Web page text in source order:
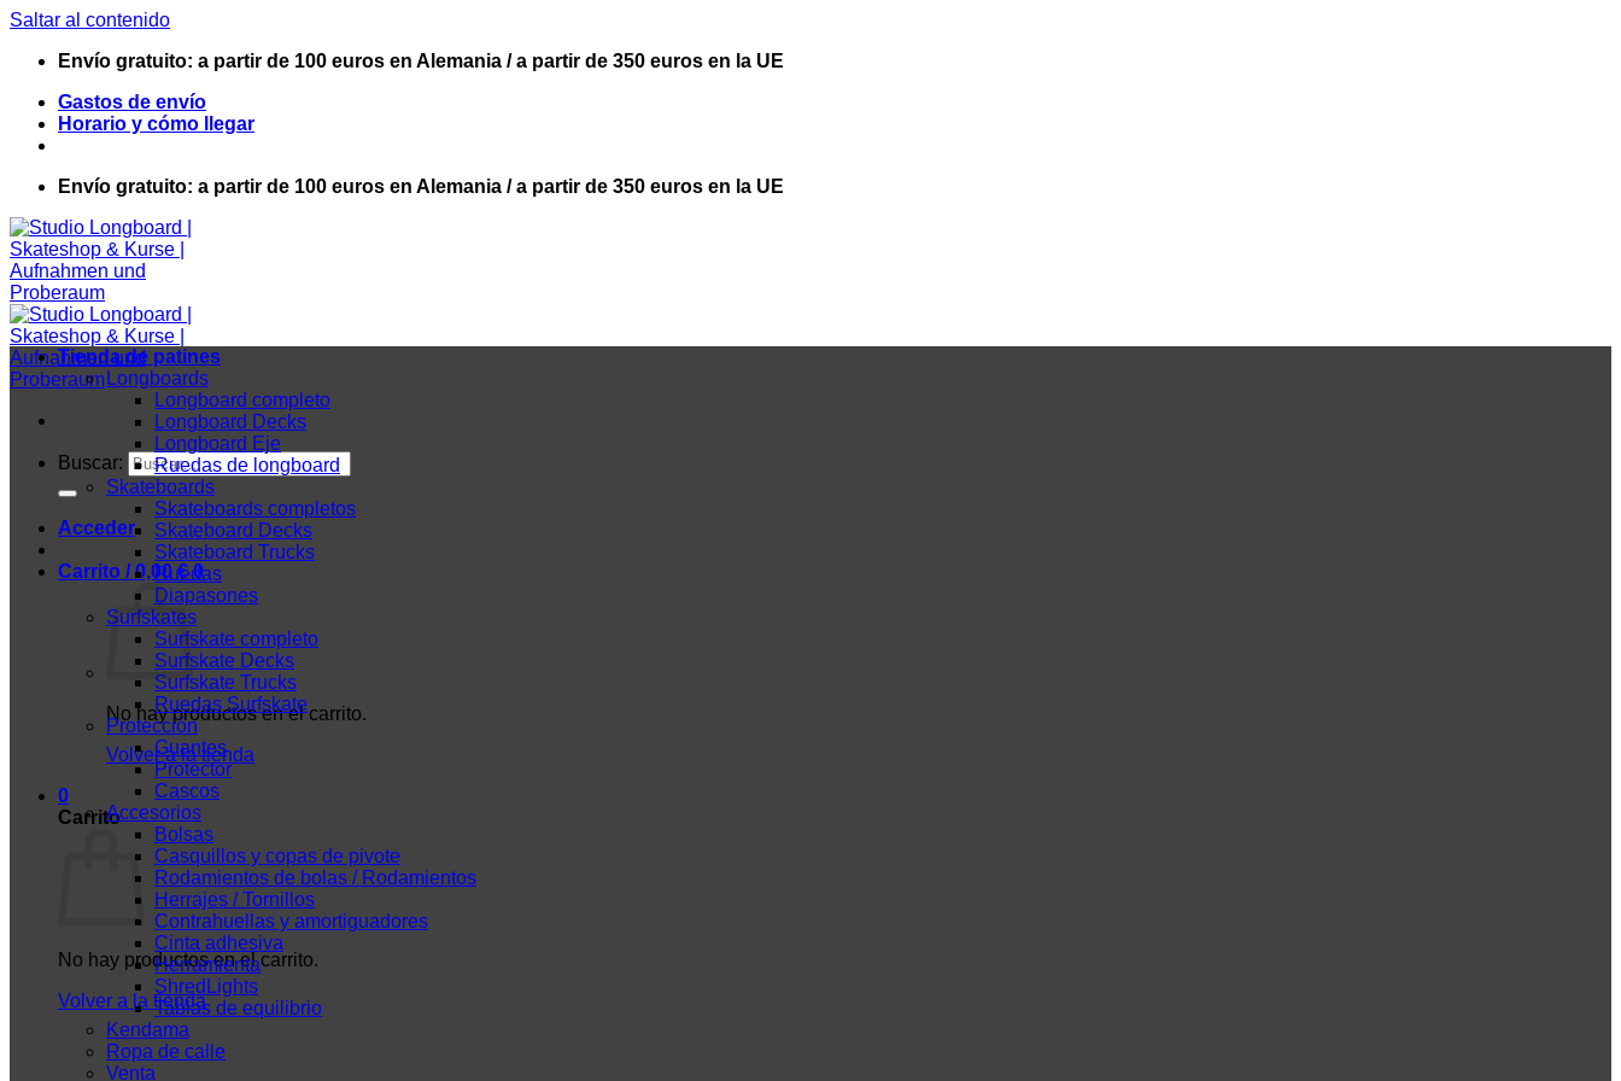
Saltar al contenido
Envío gratuito: a partir de 100 euros en Alemania / a partir de 350 euros en la UE
Gastos de envío
Horario y cómo llegar
Envío gratuito: a partir de 100 euros en Alemania / a partir de 350 euros en la UE
Buscar:
Acceder
Carrito /0,00€ 0
No hay productos en el carrito.
Volver a la tienda
0
Carrito
No hay productos en el carrito.
Volver a la tienda
Tienda de patines
Longboards
Longboard completo
Longboard Decks
Longboard Eje
Ruedas de longboard
Skateboards
Skateboards completos
Skateboard Decks
Skateboard Trucks
Ruedas
Diapasones
Surfskates
Surfskate completo
Surfskate Decks
Surfskate Trucks
Ruedas Surfskate
Protección
Guantes
Protector
Cascos
Accesorios
Bolsas
Casquillos y copas de pivote
Rodamientos de bolas / Rodamientos
Herrajes / Tornillos
Contrahuellas y amortiguadores
Cinta adhesiva
Herramienta
ShredLights
Tablas de equilibrio
Kendama
Ropa de calle
Venta